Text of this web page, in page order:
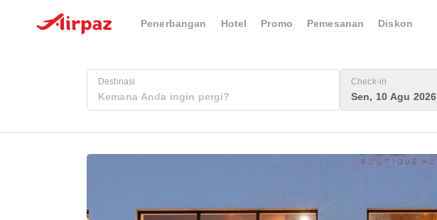
Penerbangan Hotel Promo Pemesanan Diskon
Destinasi Check-in
Sen, 10 Agu 2026